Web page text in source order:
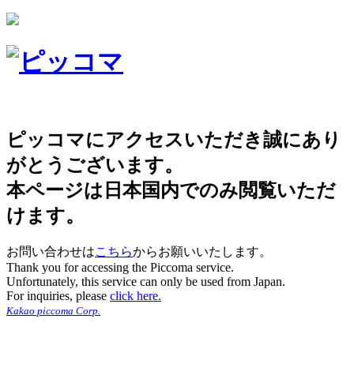
ピッコマにアクセスいただき誠にあり
がとうございます。
本ページは日本国内でのみ閲覧いただ
けます。
お問い合わせはこちらからお願いいたします。
Thank you for accessing the Piccoma service.
Unfortunately, this service can only be used from Japan.
For inquiries, please click here.
Kakao piccoma Corp.